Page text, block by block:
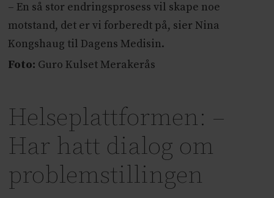
– En så stor endringsprosess vil skape noe
motstand, det er vi forberedt på, sier Nina
Kongshaug til Dagens Medisin.
Foto: Guro Kulset Merakerås
Helseplattformen: –
Har hatt dialog om
problemstillingen